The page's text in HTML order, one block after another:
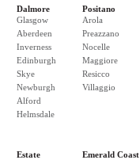
Dalmore
Glasgow
Aberdeen
Inverness
Edinburgh
Skye
Newburgh
Alford
Helmsdale
Positano
Arola
Preazzano
Nocelle
Maggiore
Resicco
Villaggio
Estate
Emerald Coast